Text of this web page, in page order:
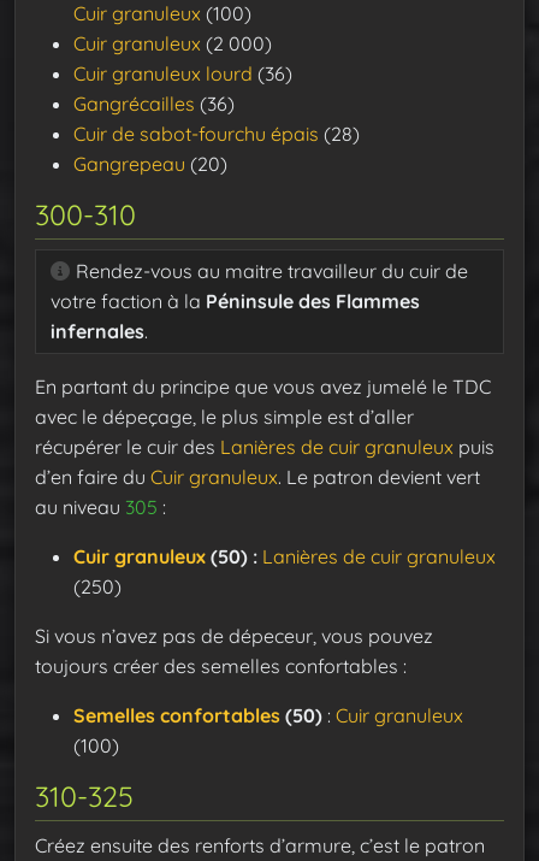
Cuir granuleux (100)
Cuir granuleux (2 000)
Cuir granuleux lourd (36)
Gangrécailles (36)
Cuir de sabot-fourchu épais (28)
Gangrepeau (20)
300-310
Rendez-vous au maitre travailleur du cuir de
votre faction à la Péninsule des Flammes
infernales.
En partant du principe que vous avez jumelé le TDC
avec le dépeçage, le plus simple est d’aller
récupérer le cuir des Lanières de cuir granuleux puis
d’en faire du Cuir granuleux. Le patron devient vert
au niveau 305 :
Cuir granuleux (50) : Lanières de cuir granuleux
(250)
Si vous n’avez pas de dépeceur, vous pouvez
toujours créer des semelles confortables :
Semelles confortables (50) : Cuir granuleux
(100)
310-325
Créez ensuite des renforts d’armure, c’est le patron